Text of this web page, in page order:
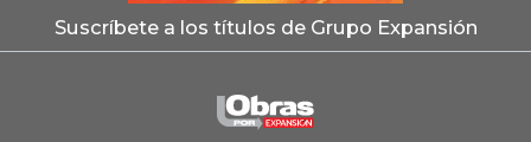
Suscríbete a los títulos de Grupo Expansión